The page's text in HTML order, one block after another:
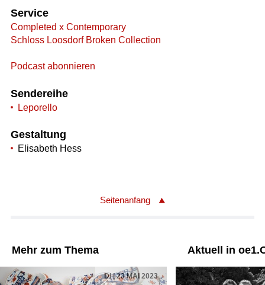
Service
Completed x Contemporary
Schloss Loosdorf Broken Collection
Podcast abonnieren
Sendereihe
Leporello
Gestaltung
Elisabeth Hess
Seitenanfang
Mehr zum Thema
DI | 23 MAI 2023
Aktuell in